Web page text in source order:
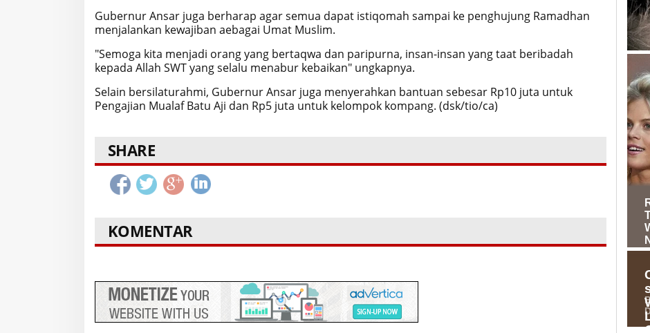
Gubernur Ansar juga berharap agar semua dapat istiqomah sampai ke penghujung Ramadhan
menjalankan kewajiban aebagai Umat Muslim.
"Semoga kita menjadi orang yang bertaqwa dan paripurna, insan-insan yang taat beribadah
kepada Allah SWT yang selalu menabur kebaikan" ungkapnya.
Selain bersilaturahmi, Gubernur Ansar juga menyerahkan bantuan sebesar Rp10 juta untuk
Pengajian Mualaf Batu Aji dan Rp5 juta untuk kelompok kompang. (dsk/tio/ca)
SHARE
KOMENTAR